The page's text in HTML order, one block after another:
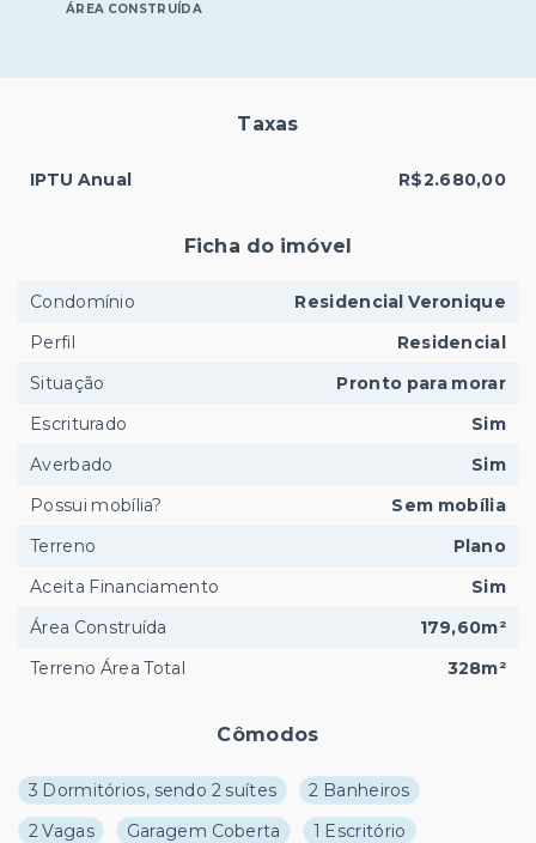
ÁREA CONSTRUÍDA
Cômodos
3 Dormitórios, sendo 2 suítes
2 Banheiros
2 Vagas
Garagem Coberta
1 Escritório
Taxas
IPTU Anual R$2.680,00
Ficha do imóvel
Condomínio
Residencial Veronique
Perfil
Residencial
Situação
Pronto para morar
Escriturado
Sim
Averbado
Sim
Possui mobília?
Sem mobília
Terreno
Plano
Aceita Financiamento
Sim
Área Construída
179,60m²
Terreno Área Total
328m²